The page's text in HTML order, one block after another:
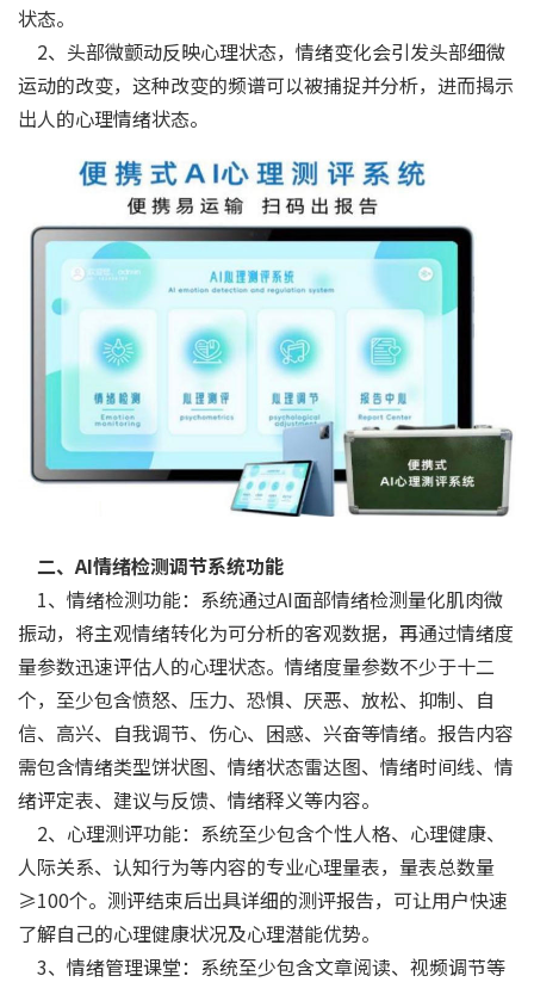
状态。
2、头部微颤动反映心理状态，情绪变化会引发头部细微
运动的改变，这种改变的频谱可以被捕捉并分析，进而揭示
出人的心理情绪状态。
二、AI情绪检测调节系统功能
1、情绪检测功能：系统通过AI面部情绪检测量化肌肉微
振动，将主观情绪转化为可分析的客观数据，再通过情绪度
量参数迅速评估人的心理状态。情绪度量参数不少于十二
个，至少包含愤怒、压力、恐惧、厌恶、放松、抑制、自
信、高兴、自我调节、伤心、困惑、兴奋等情绪。报告内容
需包含情绪类型饼状图、情绪状态雷达图、情绪时间线、情
绪评定表、建议与反馈、情绪释义等内容。
2、心理测评功能：系统至少包含个性人格、心理健康、
人际关系、认知行为等内容的专业心理量表，量表总数量
≥100个。测评结束后出具详细的测评报告，可让用户快速
了解自己的心理健康状况及心理潜能优势。
3、情绪管理课堂：系统至少包含文章阅读、视频调节等